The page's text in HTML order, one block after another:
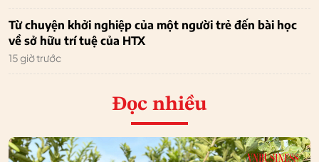
Từ chuyện khởi nghiệp của một người trẻ đến bài học
về sở hữu trí tuệ của HTX
15 giờ trước
Đọc nhiều